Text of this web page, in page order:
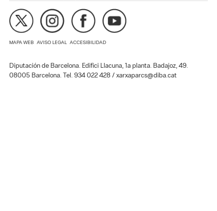
MAPA WEB AVISO LEGAL ACCESIBILIDAD
Diputación de Barcelona. Edifici Llacuna, 1a planta. Badajoz, 49.
08005 Barcelona. Tel. 934 022 428 / xarxaparcs@diba.cat